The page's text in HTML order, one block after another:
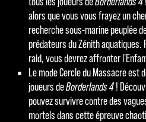
alors que vous vous frayez un
recherche sous-marine peuplée
prédateurs du Zénith
raid, vous devrez affronter
Le mode Cercle du Massacre est
joueurs deBorderlands 4!
pouvez survivre contre des
mortels dans cette épreuve